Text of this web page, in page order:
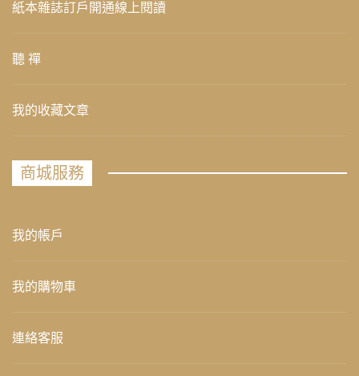
紙本雜誌訂戶開通線上閱讀
聽 禪
我的收藏文章
商城服務
我的帳戶
我的購物車
連絡客服